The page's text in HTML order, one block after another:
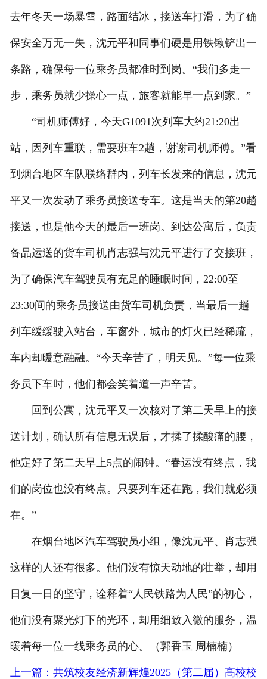
去年冬天一场暴雪，路面结冰，接送车打滑，为了确
保安全万无一失，沈元平和同事们硬是用铁锹铲出一
条路，确保每一位乘务员都准时到岗。“我们多走一
步，乘务员就少操心一点，旅客就能早一点到家。”
“司机师傅好，今天G1091次列车大约21:20出
站，因列车重联，需要班车2趟，谢谢司机师傅。”看
到烟台地区车队联络群内，列车长发来的信息，沈元
平又一次发动了乘务员接送专车。这是当天的第20趟
接送，也是他今天的最后一班岗。到达公寓后，负责
备品运送的货车司机肖志强与沈元平进行了交接班，
为了确保汽车驾驶员有充足的睡眠时间，22:00至
23:30间的乘务员接送由货车司机负责，当最后一趟
列车缓缓驶入站台，车窗外，城市的灯火已经稀疏，
车内却暖意融融。“今天辛苦了，明天见。”每一位乘
务员下车时，他们都会笑着道一声辛苦。
回到公寓，沈元平又一次核对了第二天早上的接
送计划，确认所有信息无误后，才揉了揉酸痛的腰，
他定好了第二天早上5点的闹钟。“春运没有终点，我
们的岗位也没有终点。只要列车还在跑，我们就必须
在。”
在烟台地区汽车驾驶员小组，像沈元平、肖志强
这样的人还有很多。他们没有惊天动地的壮举，却用
日复一日的坚守，诠释着“人民铁路为人民”的初心，
他们没有聚光灯下的光环，却用细致入微的服务，温
暖着每一位一线乘务员的心。（郭香玉 周楠楠）
上一篇：共筑校友经济新辉煌2025（第二届）高校校